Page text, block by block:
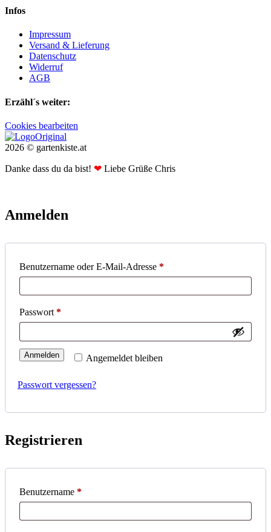
Infos
Impressum
Versand & Lieferung
Datenschutz
Widerruf
AGB
Erzähl´s weiter:
Cookies bearbeiten
2026 © gartenkiste.at
Danke dass du da bist! ❤ Liebe Grüße Chris
Anmelden
Benutzername oder E-Mail-Adresse *Erforderlich
Passwort *Erforderlich
Angemeldet bleiben
Anmelden
Passwort vergessen?
Registrieren
Benutzername *Erforderlich